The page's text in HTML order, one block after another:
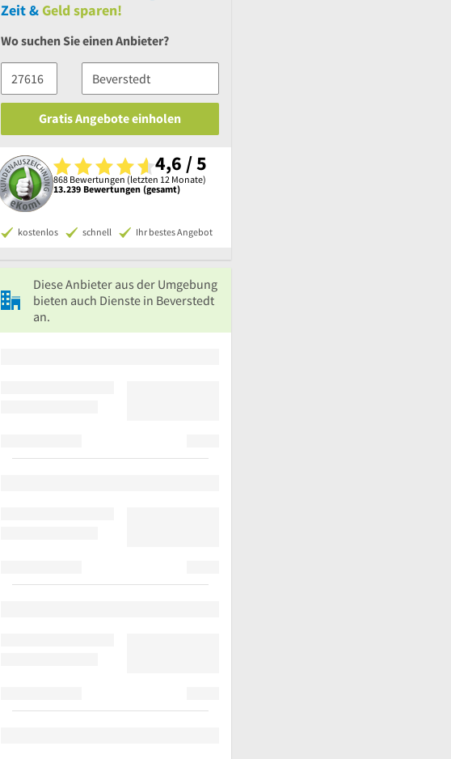
Zeit &Geld sparen!
Wo suchen Sie einen Anbieter?
Gratis Angebote einholen
4,6 / 5
868 Bewertungen (letzten 12 Monate)
13.239 Bewertungen (gesamt)
kostenlos schnell Ihr bestes Angebot
Diese Anbieter aus der Umgebung
bieten auch Dienste in Beverstedt
an.